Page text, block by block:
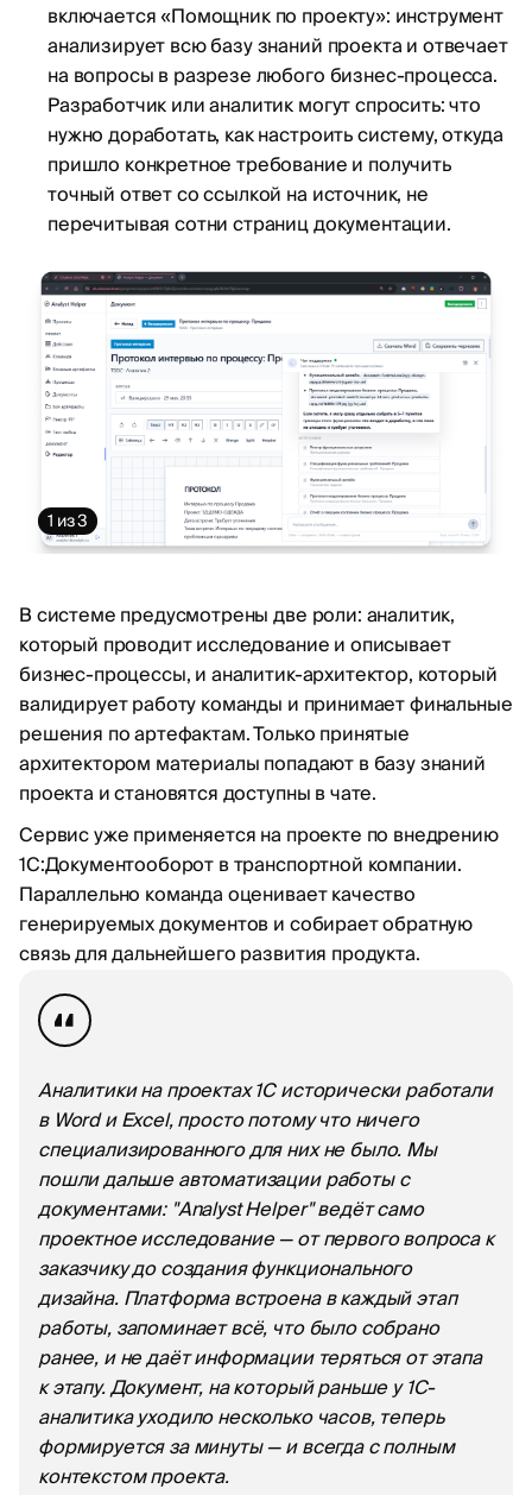
включается «Помощник по проекту»: инструмент
анализирует всю базу знаний проекта и отвечает
на вопросы в разрезе любого бизнес-процесса.
Разработчик или аналитик могут спросить: что
нужно доработать, как настроить систему, откуда
пришло конкретное требование и получить
точный ответ со ссылкой на источник, не
перечитывая сотни страниц документации.
1 из 3
В системе предусмотрены две роли: аналитик,
который проводит исследование и описывает
бизнес-процессы, и аналитик-архитектор, который
валидирует работу команды и принимает финальные
решения по артефактам. Только принятые
архитектором материалы попадают в базу знаний
проекта и становятся доступны в чате.
Сервис уже применяется на проекте по внедрению
1С:Документооборот в транспортной компании.
Параллельно команда оценивает качество
генерируемых документов и собирает обратную
связь для дальнейшего развития продукта.
Аналитики на проектах 1С исторически работали
в Word и Excel, просто потому что ничего
специализированного для них не было. Мы
пошли дальше автоматизации работы с
документами: "Analyst Helper" ведёт само
проектное исследование — от первого вопроса к
заказчику до создания функционального
дизайна. Платформа встроена в каждый этап
работы, запоминает всё, что было собрано
ранее, и не даёт информации теряться от этапа
к этапу. Документ, на который раньше у 1С-
аналитика уходило несколько часов, теперь
формируется за минуты — и всегда с полным
контекстом проекта.